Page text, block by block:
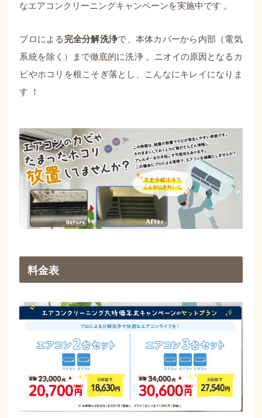
なエアコンクリーニングキャンペーンを実施中です 。
プロによる 完全分解洗浄で、本体カバーから内部（電気
系統を除く）まで徹底的に洗浄 。ニオイの原因となるカ
ビやホコリを根こそぎ落とし、こんなにキレイになりま
す
！
料金表